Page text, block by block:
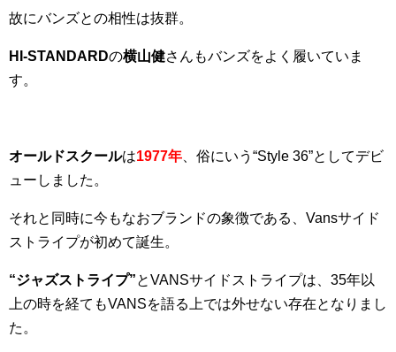
故にバンズとの相性は抜群。
HI-STANDARDの横山健さんもバンズをよく履いていま
す。
オールドスクールは1977年 、俗にいう“Style 36”としてデビ
ューしました。
それと同時に今もなおブランドの象徴である、Vansサイド
ストライプが初めて誕生。
“ジャズストライプ”とVANSサイドストライプは、35年以
上の時を経てもVANSを語る上では外せない存在となりまし
た。